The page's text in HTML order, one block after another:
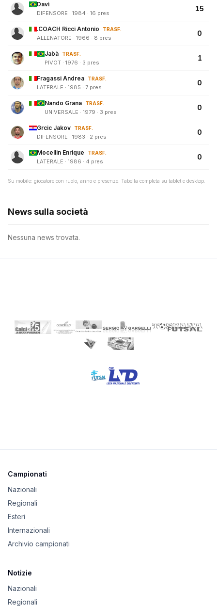
Davì
DIFENSORE · 1984 · 16 pres
15
.COACH Ricci Antonio TRASF.
ALLENATORE · 1966 · 8 pres
0
Jabà TRASF.
PIVOT · 1976 · 3 pres
1
Fragassi Andrea TRASF.
LATERALE · 1985 · 7 pres
0
Nando Grana TRASF.
UNIVERSALE · 1979 · 3 pres
0
Grcic Jakov TRASF.
DIFENSORE · 1983 · 2 pres
0
Mocellin Enrique TRASF.
LATERALE · 1986 · 4 pres
0
Su mobile: giocatore con ruolo, anno e presenze. Tabella completa su tablet e desktop.
News sulla società
Nessuna news trovata.
Campionati
Nazionali
Regionali
Esteri
Internazionali
Archivio campionati
Notizie
Nazionali
Regionali